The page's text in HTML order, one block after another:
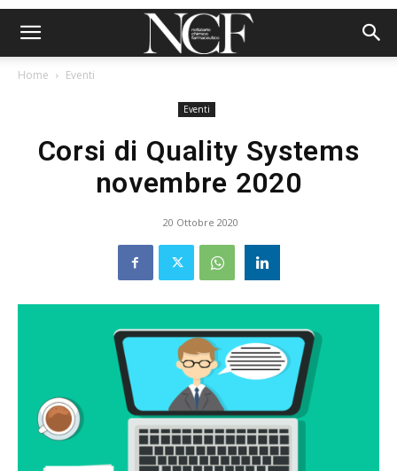
Home Eventi
Eventi
Corsi di Quality Systems
novembre 2020
20 Ottobre 2020